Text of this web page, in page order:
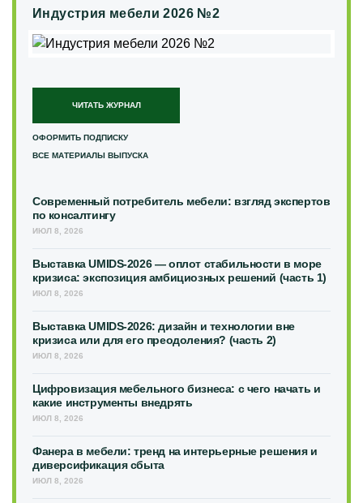
Индустрия мебели 2026 №2
ЧИТАТЬ ЖУРНАЛ
ОФОРМИТЬ ПОДПИСКУ
ВСЕ МАТЕРИАЛЫ ВЫПУСКА
Современный потребитель мебели: взгляд экспертов
по консалтингу
ИЮЛ 8, 2026
Выставка UMIDS-2026 — оплот стабильности в море
кризиса: экспозиция амбициозных решений (часть 1)
ИЮЛ 8, 2026
Выставка UMIDS-2026: дизайн и технологии вне
кризиса или для его преодоления? (часть 2)
ИЮЛ 8, 2026
Цифровизация мебельного бизнеса: с чего начать и
какие инструменты внедрять
ИЮЛ 8, 2026
Фанера в мебели: тренд на интерьерные решения и
диверсификация сбыта
ИЮЛ 8, 2026